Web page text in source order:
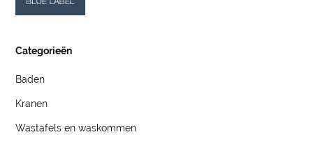
Categorieën
Baden
Kranen
Wastafels en waskommen